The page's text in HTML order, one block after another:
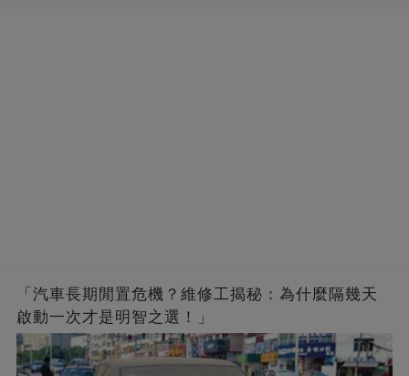
「汽車長期閒置危機？維修工揭秘：為什麼隔幾天
啟動一次才是明智之選！」